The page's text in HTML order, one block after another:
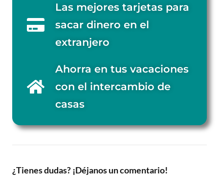
Las mejores tarjetas para
sacar dinero en el
extranjero
Ahorra en tus vacaciones
con el intercambio de
casas
¿Tienes dudas? ¡Déjanos un comentario!